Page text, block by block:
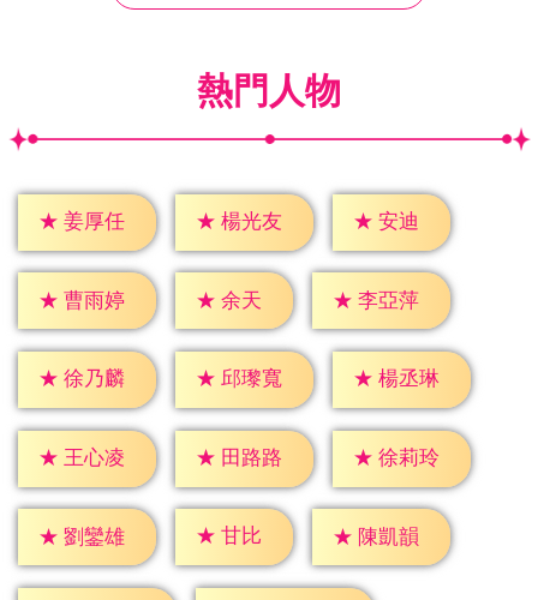
熱門人物
★ 姜厚任 ★ 楊光友 ★ 安迪
★ 曹雨婷 ★ 余天 ★ 李亞萍
★ 徐乃麟 ★ 邱瓈寬 ★ 楊丞琳
★ 王心凌 ★ 田路路 ★ 徐莉玲
★ 劉鑾雄 ★ 甘比 ★ 陳凱韻